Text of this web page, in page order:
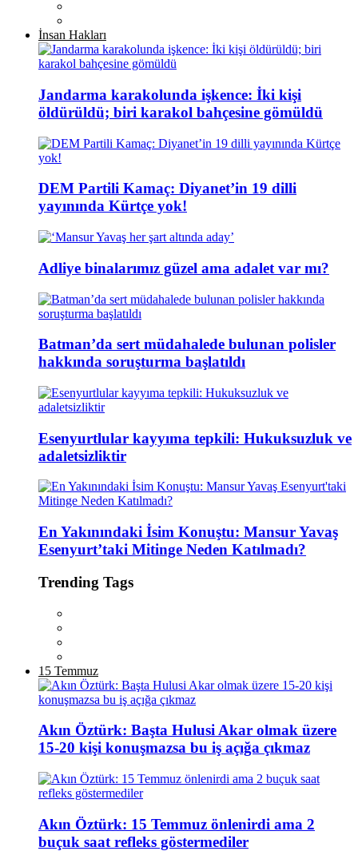
İnsan Hakları
Jandarma karakolunda işkence: İki kişi
öldürüldü; biri karakol bahçesine gömüldü
DEM Partili Kamaç: Diyanet’in 19 dilli
yayınında Kürtçe yok!
Adliye binalarımız güzel ama adalet var mı?
Batman’da sert müdahalede bulunan polisler
hakkında soruşturma başlatıldı
Esenyurtlular kayyıma tepkili: Hukuksuzluk ve
adaletsizliktir
En Yakınındaki İsim Konuştu: Mansur Yavaş
Esenyurt’taki Mitinge Neden Katılmadı?
Trending Tags
15 Temmuz
Akın Öztürk: Başta Hulusi Akar olmak üzere
15-20 kişi konuşmazsa bu iş açığa çıkmaz
Akın Öztürk: 15 Temmuz önlenirdi ama 2
buçuk saat refleks göstermediler